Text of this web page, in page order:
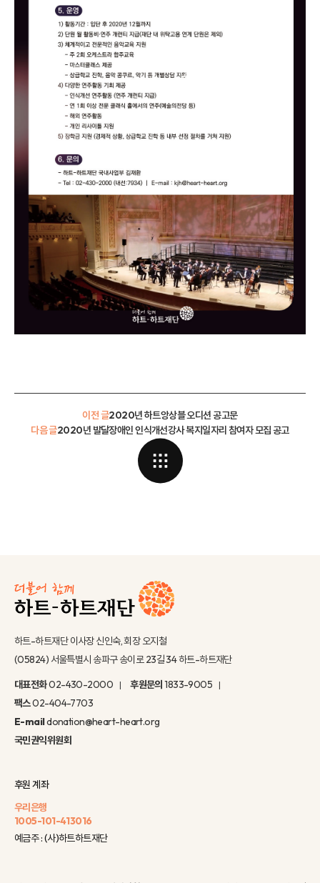
이전 글2020년 하트앙상블 오디션 공고문
2020년 발달장애인 인식개선강사 복지일자리 참여자 모집 공고
다음 글
하트-하트재단 이사장 신인숙, 회장 오지철
(05824) 서울특별시 송파구 송이로 23길 34 하트-하트재단
대표전화02-430-2000 후원문의 1833-9005
팩스02-404-7703
E-maildonation@heart-heart.org
국민권익위원회
후원 계좌
우리은행
1005-101-413016
예금주 : (사)하트하트재단